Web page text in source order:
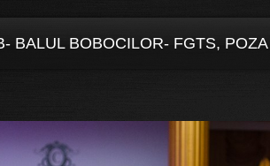
BALUL BOBOCILOR- FGTS,